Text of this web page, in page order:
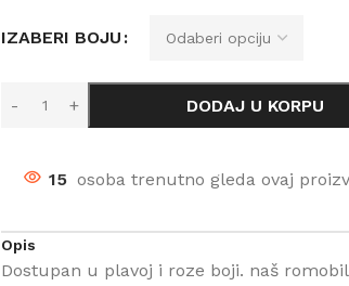
IZABERI BOJU
DODAJ U KORPU
15 osoba trenutno gleda ovaj
Opis
Dostupan u plavoj i roze boji. naš